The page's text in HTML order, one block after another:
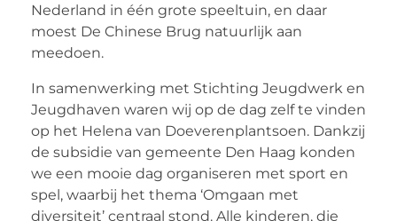
Nederland in één grote speeltuin, en daar
moest De Chinese Brug natuurlijk aan
meedoen.
In samenwerking met Stichting Jeugdwerk en
Jeugdhaven waren wij op de dag zelf te vinden
op het Helena van Doeverenplantsoen. Dankzij
de subsidie van gemeente Den Haag konden
we een mooie dag organiseren met sport en
spel, waarbij het thema ‘Omgaan met
diversiteit’ centraal stond. Alle kinderen, die